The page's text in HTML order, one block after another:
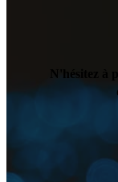
N'hésitez à